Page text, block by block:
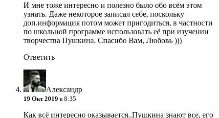
И мне тоже интересно и полезно было обо всём этом
узнать. Даже некоторое записал себе, поскольку
доп.информация потом может пригодиться, в частности
по школьной программе использовать её при изучении
творчества Пушкина. Спасибо Вам, Любовь )))
Ответить
Александр
19 Окт 2019 в 8:35
Как всё интересно оказывается..Пушкина знают все, его